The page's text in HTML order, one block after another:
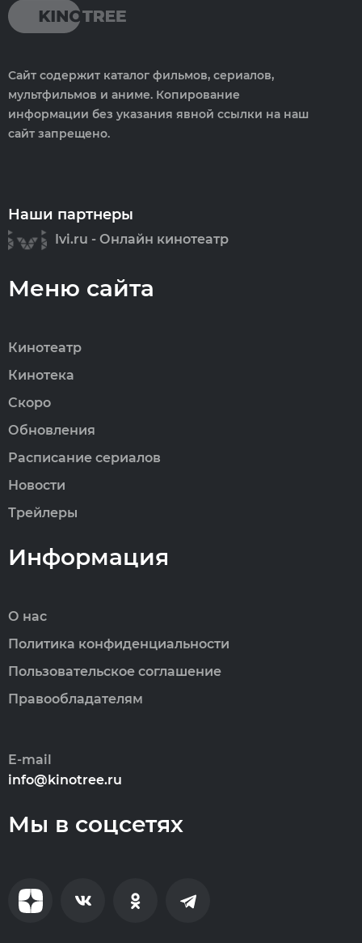
Сайт содержит каталог фильмов, сериалов,
мультфильмов и аниме. Копирование
информации без указания явной ссылки на наш
сайт запрещено.
Наши партнеры
Ivi.ru - Онлайн кинотеатр
Меню сайта
Кинотеатр
Кинотека
Скоро
Обновления
Расписание сериалов
Новости
Трейлеры
Информация
О нас
Политика конфиденциальности
Пользовательское соглашение
Правообладателям
E-mail
info@kinotree.ru
Мы в соцсетях